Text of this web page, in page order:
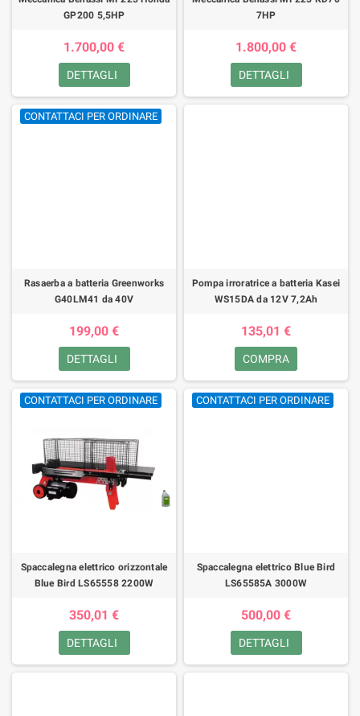
GP200 5,5HP
1.700,00 €
DETTAGLI
7HP
1.800,00 €
DETTAGLI
CONTATTACI PER ORDINARE
Rasaerba a batteria Greenworks
G40LM41 da 40V
199,00 €
DETTAGLI
Pompa irroratrice a batteria Kasei
WS15DA da 12V 7,2Ah
135,01 €
COMPRA
CONTATTACI PER ORDINARE
Spaccalegna elettrico orizzontale
Blue Bird LS65558 2200W
350,01 €
DETTAGLI
CONTATTACI PER ORDINARE
Spaccalegna elettrico Blue Bird
LS65585A 3000W
500,00 €
DETTAGLI